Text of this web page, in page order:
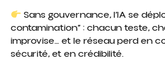
Sans gouvernance, l’IA se
contamination” : chacun teste,
improvise… et le réseau perd en
sécurité, et en crédibilité.